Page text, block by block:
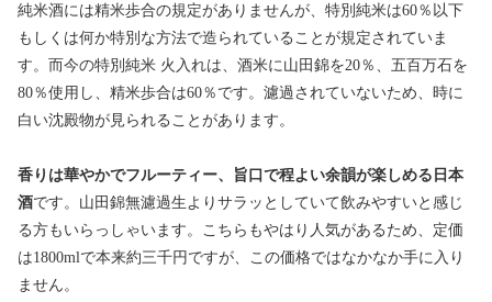
純米酒には精米歩合の規定がありませんが、特別純米は60％以下
もしくは何か特別な方法で造られていることが規定されていま
す。而今の特別純米 火入れは、酒米に山田錦を20％、五百万石を
80％使用し、精米歩合は60％です。濾過されていないため、時に
白い沈殿物が見られることがあります。
香りは華やかでフルーティー、旨口で程よい余韻が楽しめる日本
酒です。山田錦無濾過生よりサラッとしていて飲みやすいと感じ
る方もいらっしゃいます。こちらもやはり人気があるため、定価
は1800mlで本来約三千円ですが、この価格ではなかなか手に入り
ません。